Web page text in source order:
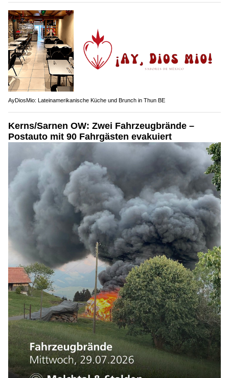
AyDiosMio: Lateinamerikanische Küche und Brunch in Thun BE
Kerns/Sarnen OW: Zwei Fahrzeugbrände –
Postauto mit 90 Fahrgästen evakuiert